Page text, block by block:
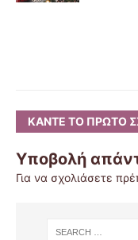
ΚΆΝΤΕ ΤΟ ΠΡΏΤΟ
Υποβολή
Για να σχολιάσετε